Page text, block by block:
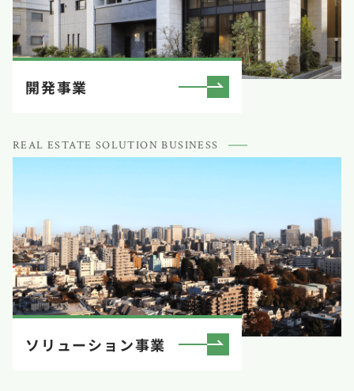
開発事業
REAL ESTATE SOLUTION BUSINESS
ソリューション事業